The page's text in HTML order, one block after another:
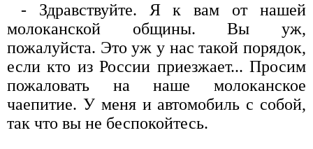
- Здравствуйте. Я к вам от нашей
молоканской общины. Вы уж,
пожалуйста. Это уж у нас такой порядок,
если кто из России приезжает... Просим
пожаловать на наше молоканское
чаепитие. У меня и автомобиль с собой,
так что вы не беспокойтесь.